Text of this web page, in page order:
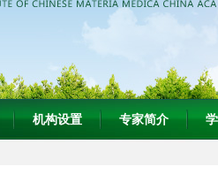
机构设置 专家简介